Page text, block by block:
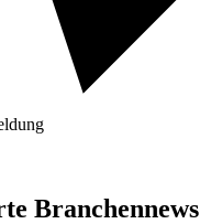
Branchennews